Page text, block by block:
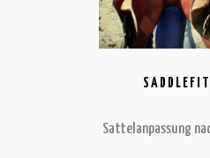
Sattelanpassung